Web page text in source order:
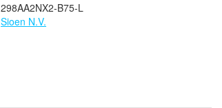
298AA2NX2-B75-L
Sioen N.V.